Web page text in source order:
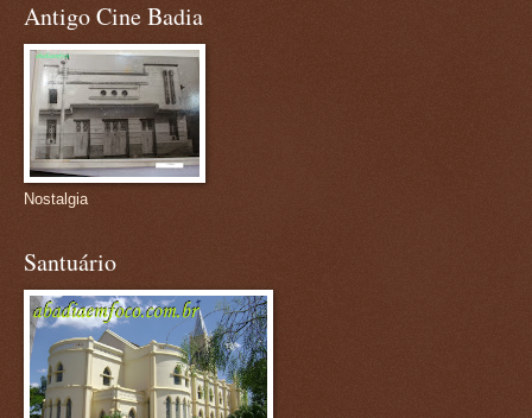
Antigo Cine Badia
Nostalgia
Santuário